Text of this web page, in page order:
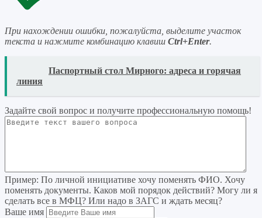
При нахождении ошибки, пожалуйста, выделите участок
текста и нажмите комбинацию клавиш Ctrl+Enter.
Паспортный стол Мирного: адреса и горячая
линия
Задайте свой вопрос и получите профессиональную помощь!
Пример: По личной инициативе хочу поменять ФИО. Хочу
поменять документы. Каков мой порядок действий? Могу ли я
сделать все в МФЦ? Или надо в ЗАГС и ждать месяц?
Ваше имя